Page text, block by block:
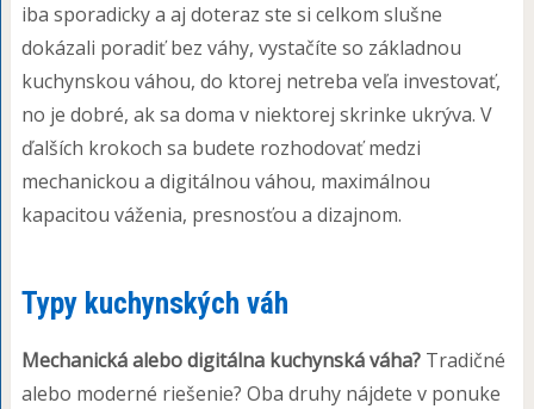
iba sporadicky a aj doteraz ste si celkom slušne
dokázali poradiť bez váhy, vystačíte so základnou
kuchynskou váhou, do ktorej netreba veľa investovať,
no je dobré, ak sa doma v niektorej skrinke ukrýva. V
ďalších krokoch sa budete rozhodovať medzi
mechanickou a digitálnou váhou, maximálnou
kapacitou váženia, presnosťou a dizajnom.
Typy kuchynských váh
Mechanická alebo digitálna kuchynská váha?Tradičné
alebo moderné riešenie? Oba druhy nájdete v ponuke